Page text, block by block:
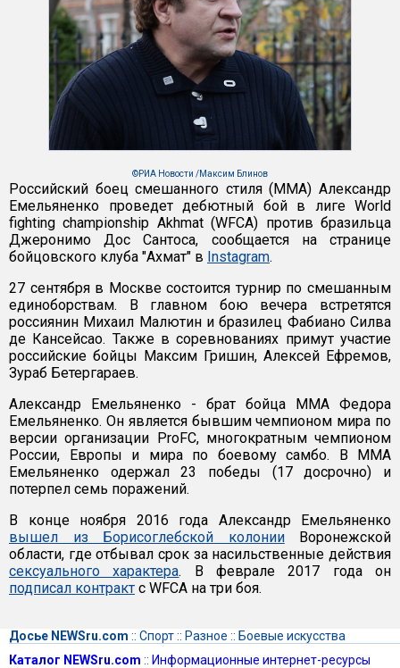
©РИА Новости /Максим Блинов
Российский боец смешанного стиля (ММА) Александр
Емельяненко проведет дебютный бой в лиге World
fighting championship Akhmat (WFCA) против бразильца
Джеронимо Дос Сантоса, сообщается на странице
бойцовского клуба "Ахмат" в Instagram.
27 сентября в Москве состоится турнир по смешанным
единоборствам. В главном бою вечера встретятся
россиянин Михаил Малютин и бразилец Фабиано Силва
де Кансейсао. Также в соревнованиях примут участие
российские бойцы Максим Гришин, Алексей Ефремов,
Зураб Бетергараев.
Александр Емельяненко - брат бойца ММА Федора
Емельяненко. Он является бывшим чемпионом мира по
версии организации ProFC, многократным чемпионом
России, Европы и мира по боевому самбо. В ММА
Емельяненко одержал 23 победы (17 досрочно) и
потерпел семь поражений.
В конце ноября 2016 года Александр Емельяненко
вышел из Борисоглебской колонииВоронежской
области, где отбывал срок за насильственные действия
сексуального характера. В феврале 2017 года он
подписал контракт с WFCA на три боя.
Досье NEWSru.com :: Спорт:: Разное :: Боевые искусства
Каталог NEWSru.com :: Информационные интернет-ресурсы